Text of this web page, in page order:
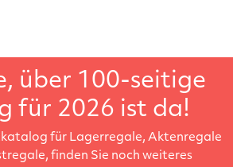
über 100-seitige
für 2026 ist da!
für Lagerregale, Aktenregale
finden Sie noch weiteres